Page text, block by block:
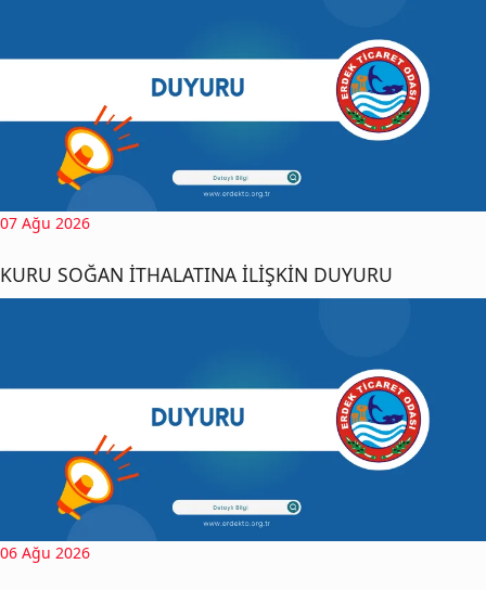
07 Ağu 2026
KURU SOĞAN İTHALATINA İLİŞKİN DUYURU
06 Ağu 2026